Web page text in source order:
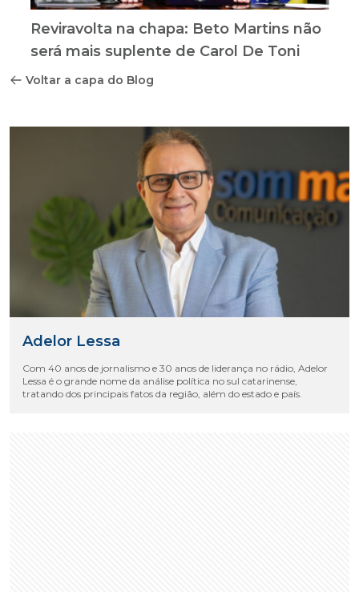
Reviravolta na chapa: Beto Martins não
será mais suplente de Carol De Toni
Voltar a capa do Blog
Adelor Lessa
Com 40 anos de jornalismo e 30 anos de liderança no rádio, Adelor
Lessa é o grande nome da análise política no sul catarinense,
tratando dos principais fatos da região, além do estado e país.